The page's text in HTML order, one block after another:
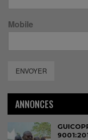
Mobile
ENVOYER
ANNONCES